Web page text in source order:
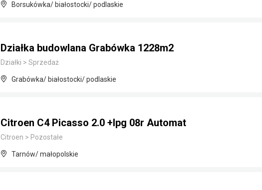
Borsukówka/ białostocki/ podlaskie
Działka budowlana Grabówka 1228m2
Działki > Sprzedaż
Grabówka/ białostocki/ podlaskie
Citroen C4 Picasso 2.0 +lpg 08r Automat
Citroen > Pozostałe
Tarnów/ małopolskie